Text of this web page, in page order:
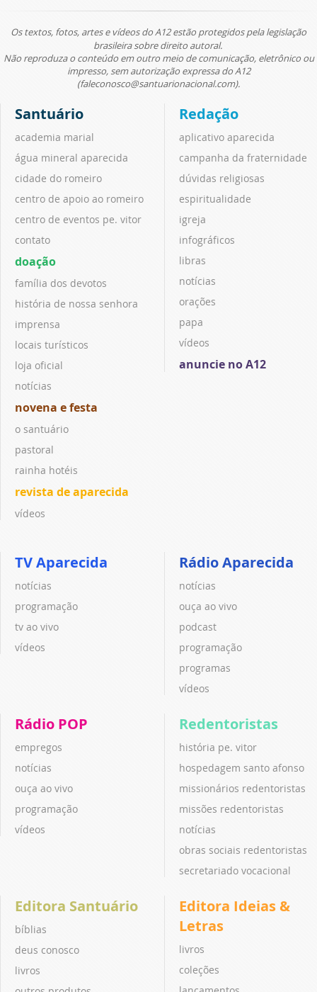
Os textos, fotos, artes e vídeos do A12 estão protegidos pela legislação
brasileira sobre direito autoral.
Não reproduza o conteúdo em outro meio de comunicação, eletrônico ou
impresso, sem autorização expressa do A12
(faleconosco@santuarionacional.com).
Santuário
academia marial
água mineral aparecida
cidade do romeiro
centro de apoio ao romeiro
centro de eventos pe. vitor
contato
doação
família dos devotos
história de nossa senhora
imprensa
locais turísticos
loja oficial
notícias
novena e festa
o santuário
pastoral
rainha hotéis
revista de aparecida
vídeos
Redação
aplicativo aparecida
campanha da fraternidade
dúvidas religiosas
espiritualidade
igreja
infográficos
libras
notícias
orações
papa
vídeos
anuncie no A12
TV Aparecida
notícias
programação
tv ao vivo
vídeos
Rádio Aparecida
notícias
ouça ao vivo
podcast
programação
programas
vídeos
Rádio POP
empregos
notícias
ouça ao vivo
programação
vídeos
Redentoristas
história pe. vitor
hospedagem santo afonso
missionários redentoristas
missões redentoristas
notícias
obras sociais redentoristas
secretariado vocacional
Editora Santuário
bíblias
deus conosco
livros
Editora Ideias &
Letras
livros
coleções